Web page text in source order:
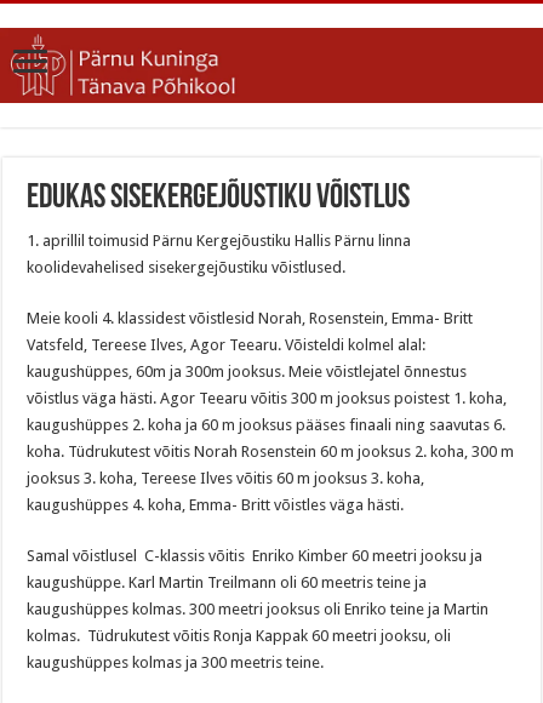
Edukas sisekergejõustiku võistlus
1. aprillil toimusid Pärnu Kergejõustiku Hallis Pärnu linna
koolidevahelised sisekergejõustiku võistlused.
Meie kooli 4. klassidest võistlesid Norah, Rosenstein, Emma- Britt
Vatsfeld, Tereese Ilves, Agor Teearu. Võisteldi kolmel alal:
kaugushüppes, 60m ja 300m jooksus. Meie võistlejatel õnnestus
võistlus väga hästi. Agor Teearu võitis 300 m jooksus poistest 1. koha,
kaugushüppes 2. koha ja 60 m jooksus pääses finaali ning saavutas 6.
koha. Tüdrukutest võitis Norah Rosenstein 60 m jooksus 2. koha, 300 m
jooksus 3. koha, Tereese Ilves võitis 60 m jooksus 3. koha,
kaugushüppes 4. koha, Emma- Britt võistles väga hästi.
Samal võistlusel C-klassis võitis Enriko Kimber 60 meetri jooksu ja
kaugushüppe. Karl Martin Treilmann oli 60 meetris teine ja
kaugushüppes kolmas. 300 meetri jooksus oli Enriko teine ja Martin
kolmas. Tüdrukutest võitis Ronja Kappak 60 meetri jooksu, oli
kaugushüppes kolmas ja 300 meetris teine.